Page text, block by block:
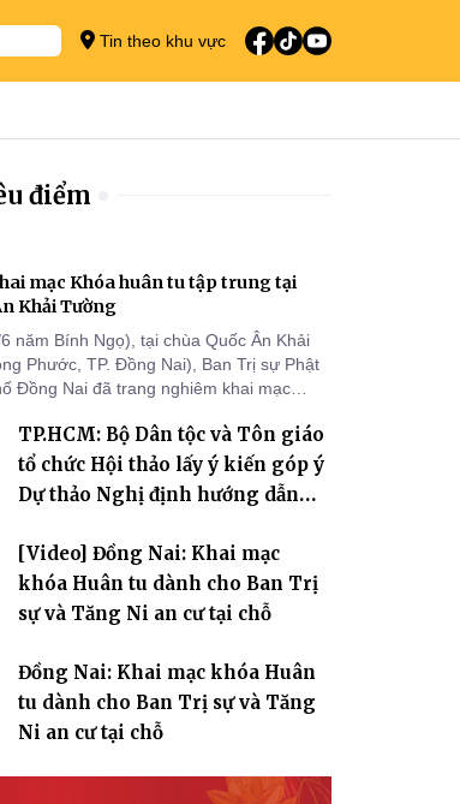
Tin theo khu vực
điểm
mạc Khóa huân tu tập trung tại
Khải Tường
năm Bính Ngọ), tại chùa Quốc Ân Khải
Phước, TP. Đồng Nai), Ban Trị sự Phật
Đồng Nai đã trang nghiêm khai mạc
chư Tăng hành giả an cư tại chỗ khu vực
hạ chùa Quốc Ân Khải Tường.
TP.HCM: Bộ Dân tộc và Tôn giáo
tổ chức Hội thảo lấy ý kiến góp ý
Dự thảo Nghị định hướng dẫn
giáo
[Video] Đồng Nai: Khai mạc
khóa Huân tu dành cho Ban Trị
sự và Tăng Ni an cư tại chỗ
Đồng Nai: Khai mạc khóa Huân
tu dành cho Ban Trị sự và Tăng
Ni an cư tại chỗ